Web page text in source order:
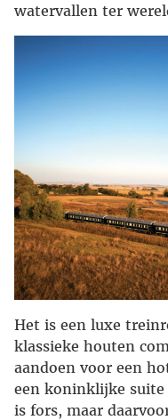
watervallen ter
Het is een luxe
klassieke houten
aandoen voor een
een koninklijke suite
is fors, maar